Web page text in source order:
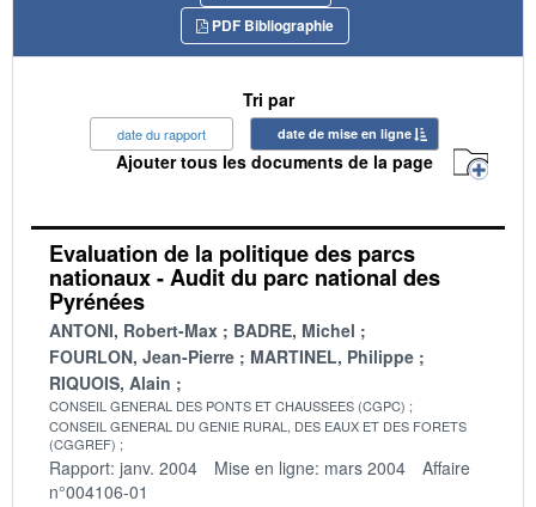
PDF Bibliographie
Tri par
date du rapport date de mise en ligne
Ajouter tous les documents de la page
Evaluation de la politique des parcs
nationaux - Audit du parc national des
Pyrénées
ANTONI, Robert-Max
BADRE, Michel
FOURLON, Jean-Pierre
MARTINEL, Philippe
RIQUOIS, Alain
CONSEIL GENERAL DES PONTS ET CHAUSSEES (CGPC)
CONSEIL GENERAL DU GENIE RURAL, DES EAUX ET DES FORETS
(CGGREF)
Rapport: janv. 2004 Mise en ligne: mars 2004
Affaire
n°004106-01